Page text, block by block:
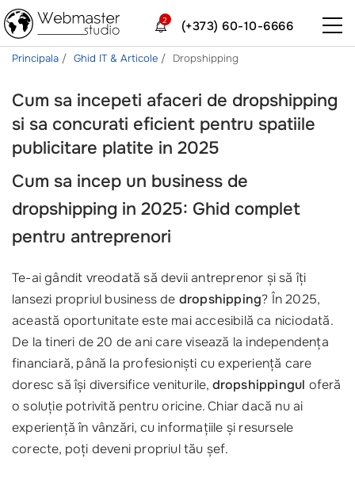
(+373) 60-10-6666
2
Principala Ghid IT & Articole Dropshipping
Cum sa incepeti afaceri de dropshipping
si sa concurati eficient pentru spatiile
publicitare platite in 2025
Cum sa incep un business de
dropshipping in 2025: Ghid complet
pentru antreprenori
Te-ai gândit vreodată să devii antreprenor și să îți
lansezi propriul business de dropshipping? În 2025,
această oportunitate este mai accesibilă ca niciodată.
De la tineri de 20 de ani care visează la independența
financiară, până la profesioniști cu experiență care
doresc să își diversifice veniturile, dropshippingul oferă
o soluție potrivită pentru oricine. Chiar dacă nu ai
experiență în vânzări, cu informațiile și resursele
corecte, poți deveni propriul tău șef.